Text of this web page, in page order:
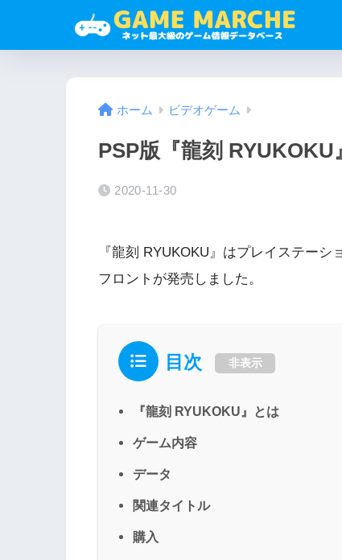
ホーム ビデオゲーム
PSP版『龍刻 RYUKOKU
2020-11-30
『龍刻 RYUKOKU』はプレイステー
フロントが発売しました。
目次 非表示
『龍刻 RYUKOKU』とは
ゲーム内容
データ
関連タイトル
購入